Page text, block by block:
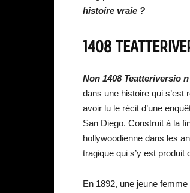
histoire vraie ?
1408
Non 1408 Teatteriversio
dans une histoire qui s’est
avoir lu le récit d’une
San Diego. Construit à la
hollywoodienne dans les
tragique qui s’y est
En 1892, une jeune